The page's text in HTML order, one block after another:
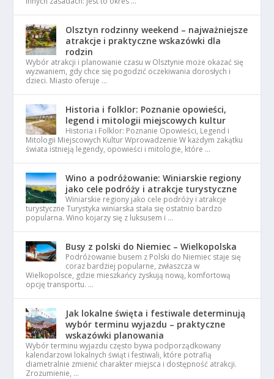
Olsztyn rodzinny weekend – najważniejsze
atrakcje i praktyczne wskazówki dla
rodzin
Wybór atrakcji i planowanie czasu w Olsztynie może okazać się
wyzwaniem, gdy chce się pogodzić oczekiwania dorosłych i
dzieci. Miasto oferuje …
Historia i folklor: Poznanie opowieści,
legend i mitologii miejscowych kultur
Historia i Folklor: Poznanie Opowieści, Legend i
Mitologii Miejscowych Kultur Wprowadzenie W każdym zakątku
świata istnieją legendy, opowieści i mitologie, które …
Wino a podróżowanie: Winiarskie regiony
jako cele podróży i atrakcje turystyczne
Winiarskie regiony jako cele podróży i atrakcje
turystyczne Turystyka winiarska stała się ostatnio bardzo
popularna. Wino kojarzy się z luksusem i …
Busy z polski do Niemiec – Wielkopolska
Podróżowanie busem z Polski do Niemiec staje się
coraz bardziej popularne, zwłaszcza w
Wielkopolsce, gdzie mieszkańcy zyskują nową, komfortową
opcję transportu. …
Jak lokalne święta i festiwale determinują
wybór terminu wyjazdu – praktyczne
wskazówki planowania
Wybór terminu wyjazdu często bywa podporządkowany
kalendarzowi lokalnych świąt i festiwali, które potrafią
diametralnie zmienić charakter miejsca i dostępność atrakcji.
Zrozumienie, …